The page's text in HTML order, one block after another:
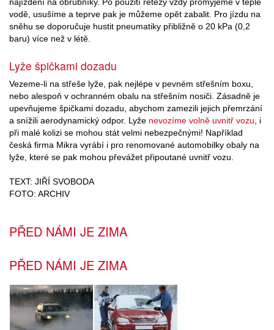
vodě, usušíme a teprve pak je můžeme opět zabalit. Pro jízdu na
sněhu se doporučuje hustit pneumatiky přibližně o 20 kPa (0,2
baru) více než v létě.
Lyže špičkami dozadu
Vezeme-li na střeše lyže, pak nejlépe v pevném střešním boxu,
nebo alespoň v ochranném obalu na střešním nosiči. Zásadně je
upevňujeme špičkami dozadu, abychom zamezili jejich přemrzání
a snížili aerodynamický odpor. Lyže nevozíme volně uvnitř vozu , i
při malé kolizi se mohou stát velmi nebezpečnými! Například
česká firma Mikra vyrábí i pro renomované automobilky obaly na
lyže, které se pak mohou převážet připoutané uvnitř vozu.
TEXT: JIŘÍ SVOBODA
FOTO: ARCHIV
PŘED NÁMI JE ZIMA
PŘED NÁMI JE ZIMA